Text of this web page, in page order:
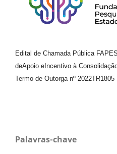
Edital de Chamada Pública
deApoio e Incentivo à
Termo de Outorga nº 2022TR1805
Palavras-chave